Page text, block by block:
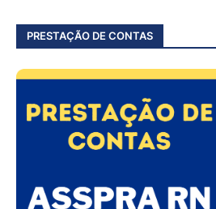
PRESTAÇÃO DE CONTAS